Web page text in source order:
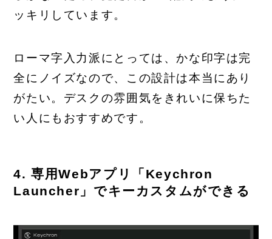
ッキリしています。
ローマ字入力派にとっては、かな印字は完
全にノイズなので、この設計は本当にあり
がたい。デスクの雰囲気をきれいに保ちた
い人にもおすすめです。
4. 専用Webアプリ「Keychron
Launcher」でキーカスタムができる